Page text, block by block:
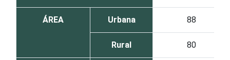
ÁREA Urbana 88
Rural 80